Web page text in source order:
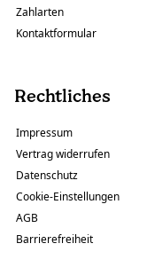
Zahlarten
Kontaktformular
Rechtliches
Impressum
Vertrag widerrufen
Datenschutz
Cookie-Einstellungen
AGB
Barrierefreiheit